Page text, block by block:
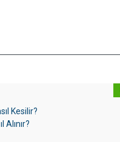
Kesilir?
Alınır?